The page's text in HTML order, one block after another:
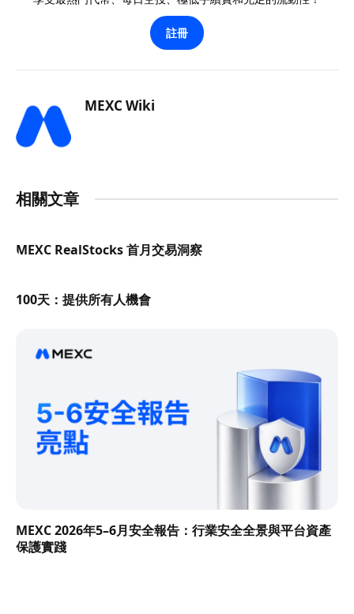
註冊
MEXC Wiki
相關文章
MEXC RealStocks 首月交易洞察
100天：提供所有人機會
MEXC 2026年5–6月安全報告：行業安全全景與平台資產
保護實踐